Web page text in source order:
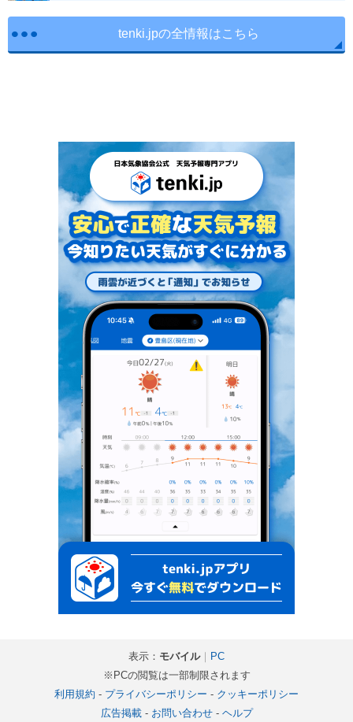
tenki.jpの全情報はこちら
表示： モバイル｜ PC
※PCの閲覧は一部制限されます
利用規約 - プライバシーポリシー - クッキーポリシー
広告掲載- お問い合わせ- ヘルプ